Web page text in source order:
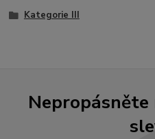
Kategorie III
Nepropásněte